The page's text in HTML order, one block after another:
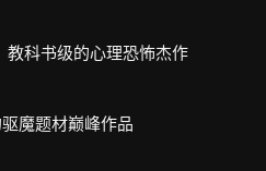
教科书级的心理恐怖杰作
魔题材巅峰作品